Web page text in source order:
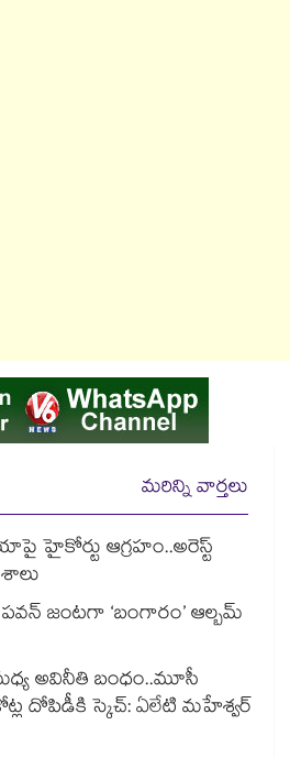
మరిన్ని వార్తలు
హైకోర్టు ఆగ్రహం..అరెస్ట్
జంటగా ‘బంగారం’ ఆల్బమ్
అవినీతి బంధం..మూసీ
దోపిడీకి స్కెచ్: ఏలేటి మహేశ్వర్